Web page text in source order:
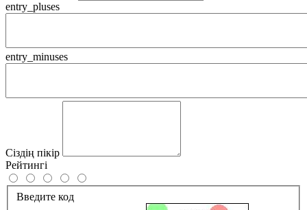
entry_pluses
entry_minuses
Сіздің пікір
Рейтингі
Введите код